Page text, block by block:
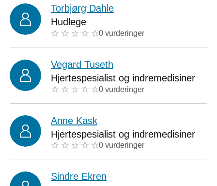
Torbjørg Dahle
Hudlege
0 vurderinger
Vegard Tuseth
Hjertespesialist og indremedisiner
0 vurderinger
Anne Kask
Hjertespesialist og indremedisiner
0 vurderinger
Sindre Ekren